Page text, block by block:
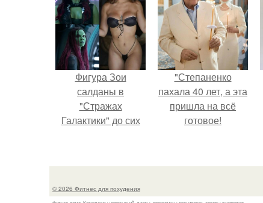
Фигура Зои
салданы в
"Стражах
Галактики" до сих
"Степаненко
пахала 40 лет, а эта
пришла на всё
готовое!
© 2026 Фитнес для похудения